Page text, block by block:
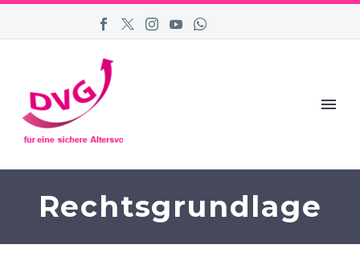
Rechtsgrundlage